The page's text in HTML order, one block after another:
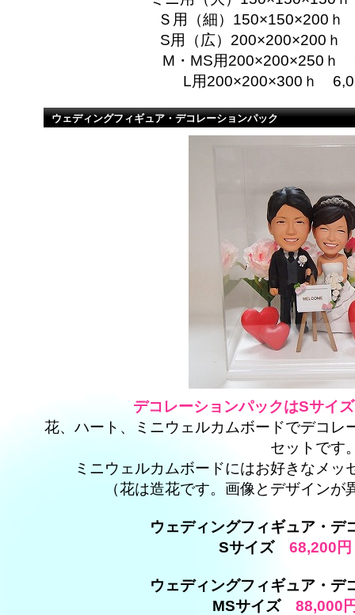
Ｓ用（細）150×150×200
S用（広）200×200×200ｈ
M・MS用200×200×250ｈ
L用200×200×300ｈ
ウェディングフィギュア・デコレーションパック
デコレーションパックはSサイ
花、ハート、ミニウェルカムボードでデコレ
セットです
ミニウェルカムボードにはお好きなメッ
（花は造花です。画像とデザイン
ウェディングフィギュア・デ
Sサイズ 68,200円
ウェディングフィギュア・デ
MSサイズ 88,000